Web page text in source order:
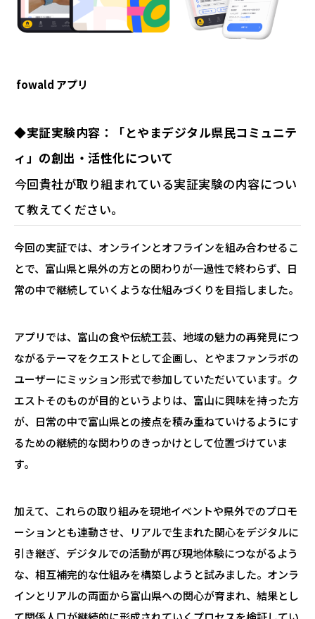
fowald アプリ
◆実証実験内容：「とやまデジタル県民コミュニテ
ィ」の創出・活性化について
―――今回貴社が取り組まれている実証実験の内容につい
て教えてください。
今回の実証では、オンラインとオフラインを組み合わせるこ
とで、富山県と県外の方との関わりが一過性で終わらず、日
常の中で継続していくような仕組みづくりを目指しました。
アプリでは、富山の食や伝統工芸、地域の魅力の再発見につ
ながるテーマをクエストとして企画し、とやまファンラボの
ユーザーにミッション形式で参加していただいています。ク
エストそのものが目的というよりは、富山に興味を持った方
が、日常の中で富山県との接点を積み重ねていけるようにす
るための継続的な関わりのきっかけとして位置づけていま
す。
加えて、これらの取り組みを現地イベントや県外でのプロモ
ーションとも連動させ、リアルで生まれた関心をデジタルに
引き継ぎ、デジタルでの活動が再び現地体験につながるよう
な、相互補完的な仕組みを構築しようと試みました。オンラ
インとリアルの両面から富山県への関心が育まれ、結果とし